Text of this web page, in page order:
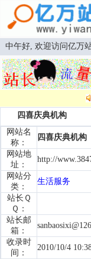
中午好, 欢迎访问亿万
四喜庆典机构
网站名
称：
四喜庆典机构
网站地
址：
http://
网站分
类：
生活服务
站长Ｑ
Ｑ：
站长邮
箱：
收录时
间：
2010/10/4